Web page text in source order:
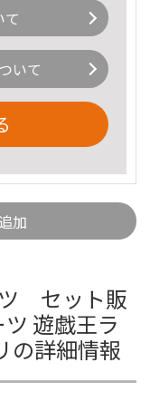
て
いて
加
セット販
遊戯王ラ
の詳細情報